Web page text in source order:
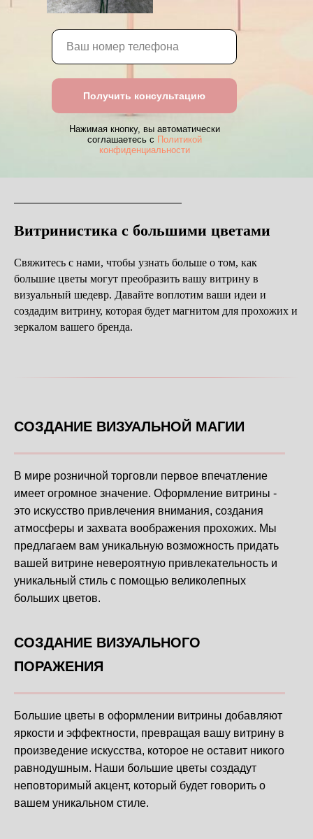
Получить консультацию
Нажимая кнопку, вы автоматически
соглашаетесь с Политикой
конфиденциальности
Витринистика с большими цветами
Свяжитесь с нами, чтобы узнать больше о том, как
большие цветы могут преобразить вашу витрину в
визуальный шедевр. Давайте воплотим ваши идеи и
создадим витрину, которая будет магнитом для прохожих и
зеркалом вашего бренда.
СОЗДАНИЕ ВИЗУАЛЬНОЙ МАГИИ
В мире розничной торговли первое впечатление
имеет огромное значение. Оформление витрины -
это искусство привлечения внимания, создания
атмосферы и захвата воображения прохожих. Мы
предлагаем вам уникальную возможность придать
вашей витрине невероятную привлекательность и
уникальный стиль с помощью великолепных
больших цветов.
СОЗДАНИЕ ВИЗУАЛЬНОГО
ПОРАЖЕНИЯ
Большие цветы в оформлении витрины добавляют
яркости и эффектности, превращая вашу витрину в
произведение искусства, которое не оставит никого
равнодушным. Наши большие цветы создадут
неповторимый акцент, который будет говорить о
вашем уникальном стиле.